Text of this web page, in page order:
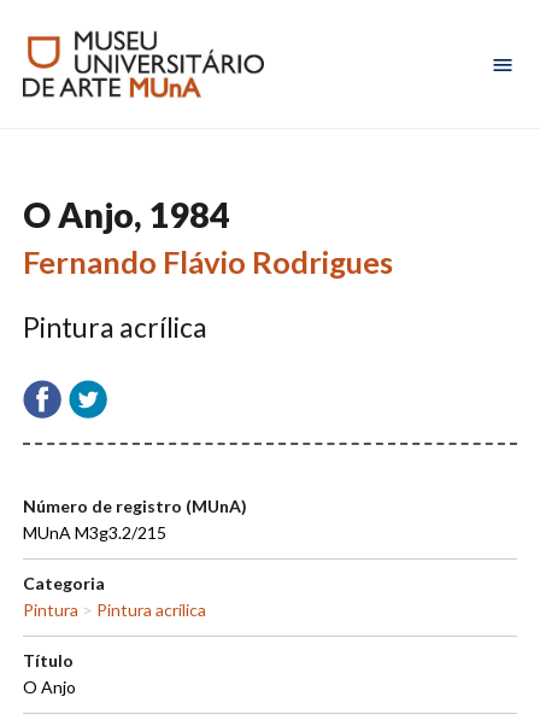
O Anjo, 1984
Fernando Flávio Rodrigues
Pintura acrílica
Número de registro (MUnA)
MUnA M3g3.2/215
Categoria
Pintura > Pintura acrílica
Título
O Anjo